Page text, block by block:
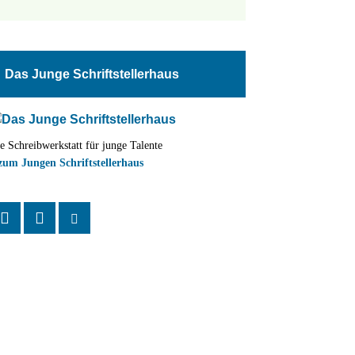
Das Junge Schriftstellerhaus
Schreibwerkstatt für junge Talente
Jungen Schriftstellerhaus